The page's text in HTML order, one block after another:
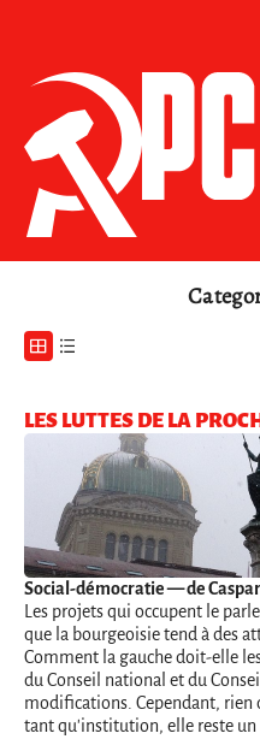
LES LUTTES DE LA
Social-démocratie— de
Les projets qui occupent le
que la bourgeoisie tend à des
Comment la gauche doit-elle
du Conseil national et du
modifications. Cependant, rien
tant qu'institution, elle reste